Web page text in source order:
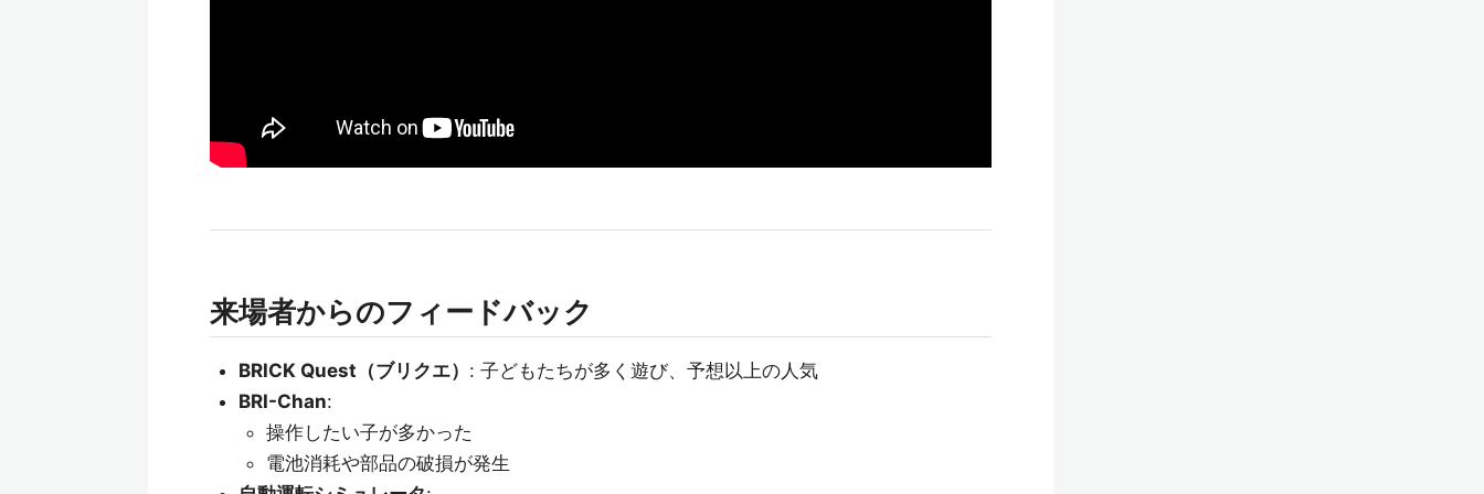
来場者からのフィードバック
BRICK Quest（ブリクエ） : 子どもたちが多く遊び、予想以上の人気
BRI-Chan:
操作したい子が多かった
電池消耗や部品の破損が発生